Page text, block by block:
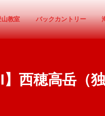
山教室 バックカントリー
西穂高岳（